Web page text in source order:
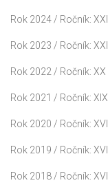
Rok 2024 / Ročník: XXII
Rok 2023 / Ročník: XXI
Rok 2022 / Ročník: XX
Rok 2021 / Ročník: XIX
Rok 2020 / Ročník: XVIII
Rok 2019 / Ročník: XVII
Rok 2018 / Ročník: XVI